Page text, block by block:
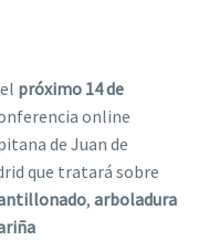
próximo 14 de
online
de Juan de
que tratará sobre
, arboladura